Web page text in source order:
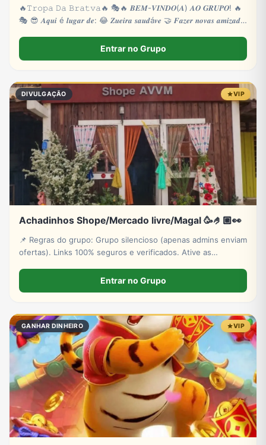
🔥𝚃𝚛𝚘𝚙𝚊 𝙳𝚊 𝙱𝚛𝚊𝚝𝚟𝚊🔥 🎭🔥 𝑩𝑬𝑴-𝑽𝑰𝑵𝑫𝑶(𝑨) 𝑨𝑶 𝑮𝑹𝑼𝑷𝑶! 🔥
🎭 😎 𝑨𝒒𝒖𝒊 é 𝒍𝒖𝒈𝒂𝒓 𝒅𝒆: 😂 𝒁𝒖𝒆𝒊𝒓𝒂 𝒔𝒂𝒖𝒅á𝒗𝒆 🤝 𝑭𝒂𝒛𝒆𝒓 𝒏𝒐𝒗𝒂𝒔 𝒂𝒎𝒊𝒛𝒂𝒅𝒆𝒔
Entrar no Grupo
DIVULGAÇÃO VIP
Achadinhos Shope/Mercado livre/Magal 🥳🤌🏼👀
📌 Regras do grupo: ​​Grupo silencioso (apenas admins enviam
ofertas). ​Links 100% seguros e verificados. ​Ative as
​👉 Aproveite e convide os amigos para economizar também
Entrar no Grupo
GANHAR DINHEIRO VIP